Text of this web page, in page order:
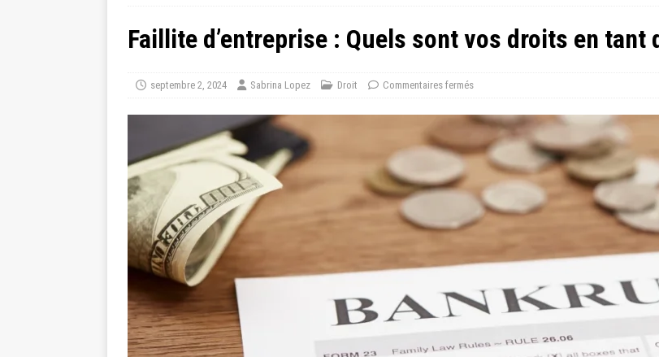
Faillite d’entreprise : Quels sont vos droits en tant
septembre 2, 2024 Sabrina Lopez Droit Commentaires fermés